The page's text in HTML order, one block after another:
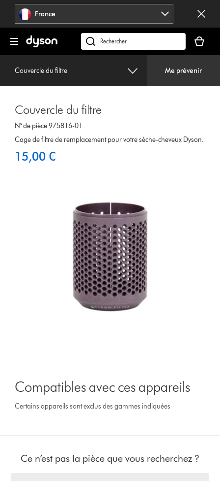
Sauter
pages
France
Rechercher
des
panier
est
Couvercle du filtre Me prévenir
Couvercle du filtre
N° de pièce 975816-01
Cage de filtre de remplacement pour votre sèche-cheveux Dyson.
15,00 €
Compatibles avec ces appareils
Certains appareils sont exclus des gammes indiquées
Ce n’est pas la pièce que vous recherchez ?